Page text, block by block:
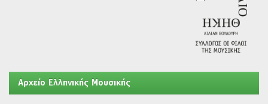
Aρχείο Ελληνικής Μουσικής